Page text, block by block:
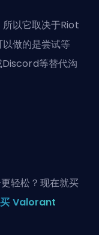
以它取决于Riot
做的是尝试等
等替代沟
轻松？现在就买
Valorant